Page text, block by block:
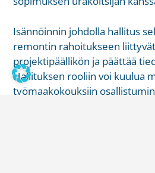
Isännöinnin johdolla hallitus
remontin rahoitukseen
projektipäällikön ja päättää
Hallituksen rooliin voi kuulua
työmaakokouksiin